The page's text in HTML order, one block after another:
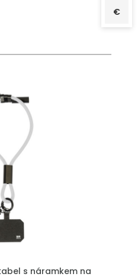
s náramkem na
€